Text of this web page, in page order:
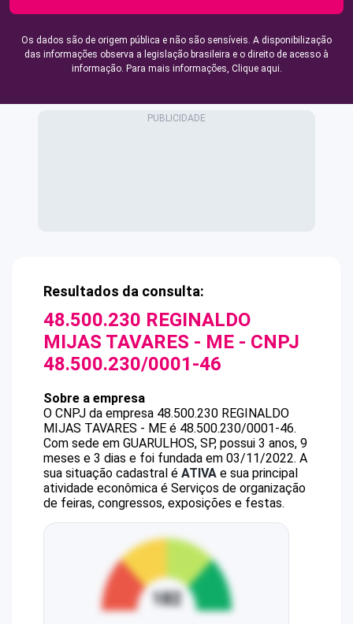
Os dados são de origem pública e não são sensíveis. A disponibilização
das informações observa a legislação brasileira e o direito de acesso à
informação. Para mais informações, Clique aqui.
Resultados da consulta:
48.500.230 REGINALDO
MIJAS TAVARES - ME - CNPJ
48.500.230/0001-46
Sobre a empresa
O CNPJ da empresa 48.500.230 REGINALDO
MIJAS TAVARES - ME é 48.500.230/0001-46.
Com sede em GUARULHOS, SP, possui 3 anos, 9
meses e 3 dias e foi fundada em 03/11/2022. A
sua situação cadastral é ATIVA e sua principal
atividade econômica é Serviços de organização
de feiras, congressos, exposições e festas.